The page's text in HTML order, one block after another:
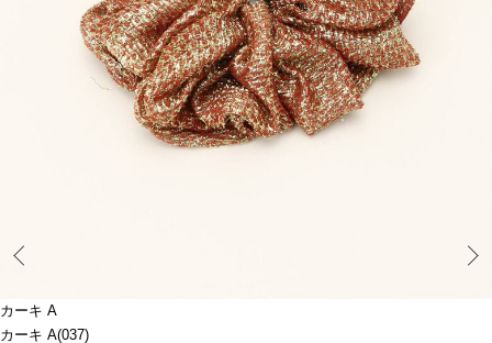
カーキ A
カーキ A(037)